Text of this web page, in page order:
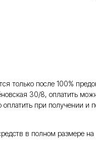
только после 100%
30/8, оплатить
при получении и
в полном размере